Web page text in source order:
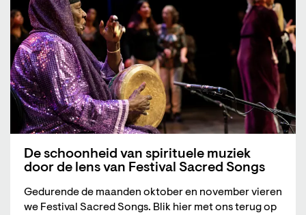
De schoonheid van spirituele muziek
door de lens van Festival Sacred Songs
Gedurende de maanden oktober en november vieren
we Festival Sacred Songs. Blik hier met ons terug op